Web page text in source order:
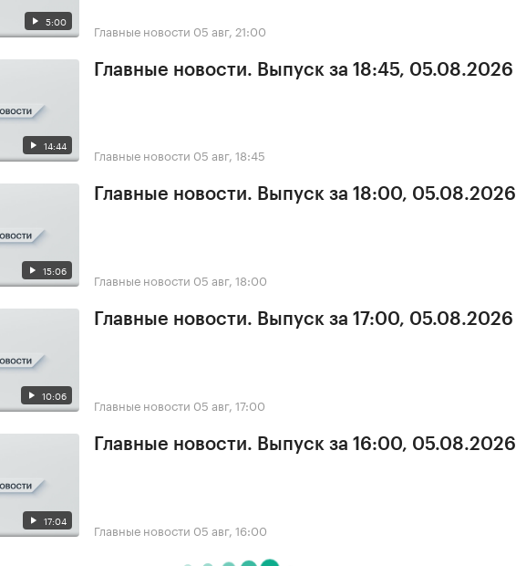
5:00 Главные новости 05 авг, 21:00
14:44
Главные новости. Выпуск за 18:45, 05.08.2026
Главные новости 05 авг, 18:45
15:06
Главные новости. Выпуск за 18:00, 05.08.2026
Главные новости 05 авг, 18:00
10:06
Главные новости. Выпуск за 17:00, 05.08.2026
Главные новости 05 авг, 17:00
17:04
Главные новости. Выпуск за 16:00, 05.08.2026
Главные новости 05 авг, 16:00